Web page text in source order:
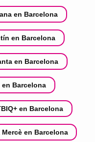
en Barcelona
en Barcelona
en Barcelona
en Barcelona
en Barcelona
en Barcelona